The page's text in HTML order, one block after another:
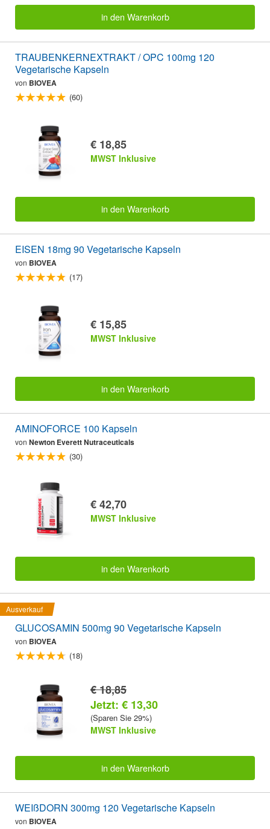
in den Warenkorb
TRAUBENKERNEXTRAKT / OPC 100mg 120
Vegetarische Kapseln
von BIOVEA
(60)
€ 18,85
MWST Inklusive
in den Warenkorb
EISEN 18mg 90 Vegetarische Kapseln
von BIOVEA
(17)
€ 15,85
MWST Inklusive
in den Warenkorb
AMINOFORCE 100 Kapseln
von Newton Everett Nutraceuticals
(30)
€ 42,70
MWST Inklusive
in den Warenkorb
Ausverkauf
GLUCOSAMIN 500mg 90 Vegetarische Kapseln
von BIOVEA
(18)
€ 18,85
Jetzt: € 13,30
(Sparen Sie 29%)
MWST Inklusive
in den Warenkorb
WEIßDORN 300mg 120 Vegetarische Kapseln
von BIOVEA